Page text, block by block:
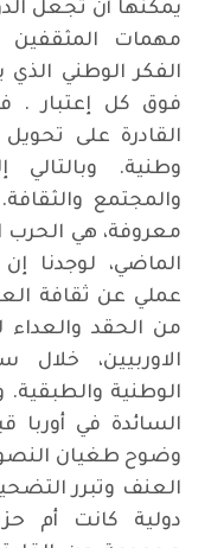
يمكنها أن تجعل
مهمات المثقفين
الفكر الوطني
فوق كل إعتبار .
القادرة على تحويل
وطنية. وبالتالي
والمجتمع
معروفة، هي الحرب
الماضي، لوجدنا
عملي عن ثقافة
من الحقد والعداء
الاوربيين،
الوطنية والطبقية.
السائدة في أوربا
وضوح طغيان
العنف وتبرر
دولية كانت أم